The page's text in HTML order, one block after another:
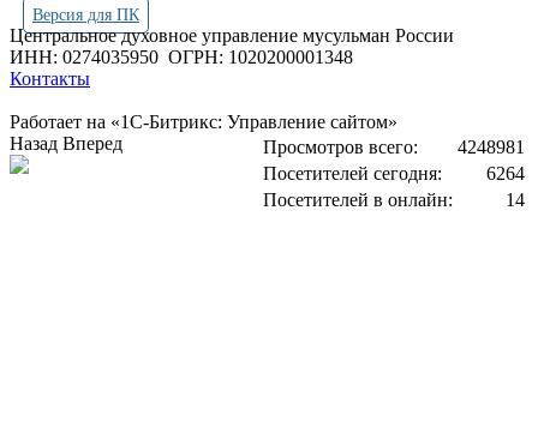
Версия для ПК
Центральное духовное управление мусульман России
ИНН: 0274035950 ОГРН: 1020200001348
Контакты
Работает на «1С-Битрикс: Управление сайтом»
Просмотров всего:
4248981
Посетителей сегодня:
6264
Посетителей в онлайн:
14
Назад Вперед